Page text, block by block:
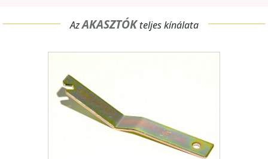
AzAKASZTÓKteljes kínálata